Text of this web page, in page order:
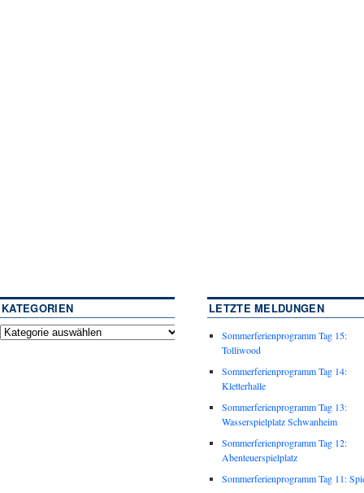
KATEGORIEN LETZTE MELDUNGEN
Sommerferienprogramm Tag 15:
Tolliwood
Sommerferienprogramm Tag 14:
Kletterhalle
Sommerferienprogramm Tag 13:
Wasserspielplatz Schwanheim
Sommerferienprogramm Tag 12:
Abenteuerspielplatz
Sommerferienprogramm Tag 11: